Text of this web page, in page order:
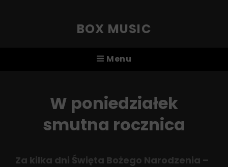
BOX MUSIC
Menu
W poniedziałek
smutna rocznica
Za kilka dni Święta Bożego Narodzenia –